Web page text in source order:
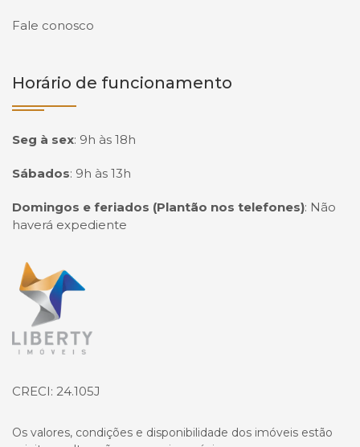
Fale conosco
Horário de funcionamento
Seg à sex: 9h às 18h
Sábados: 9h às 13h
Domingos e feriados (Plantão nos telefones): Não
haverá expediente
Página inicial
CRECI: 24.105J
Os valores, condições e disponibilidade dos imóveis estão